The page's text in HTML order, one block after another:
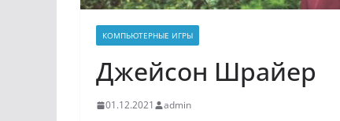
КОМПЬЮТЕРНЫЕ ИГРЫ
Джейсон Шрайер
01.12.2021 admin